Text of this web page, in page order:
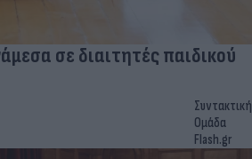
σε διαιτητές παιδικού
Συντακτική
Ομάδα
Flash.gr